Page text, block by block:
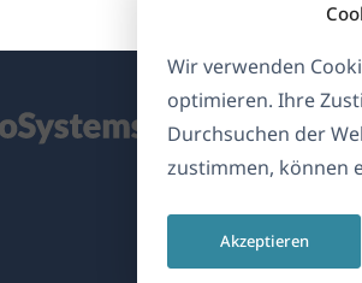
Wir verwenden
optimieren. Ihre
Durchsuchen der
zustimmen, können
Akzeptieren